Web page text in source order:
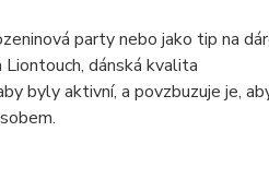
party nebo jako tip na
Liontouch, dánská kvalita
byly aktivní, a povzbuzuje je,